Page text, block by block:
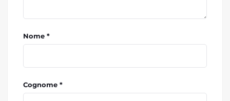
Nome *
Cognome *